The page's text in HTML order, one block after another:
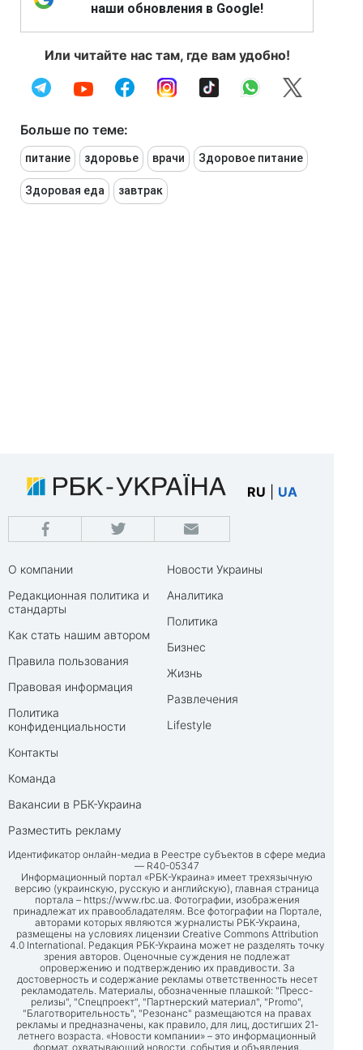
наши обновления в Google!
Или читайте нас там, где вам удобно!
Больше по теме:
питание здоровье врачи Здоровое питание
Здоровая еда завтрак
RU UA
О компании
Редакционная политика и
стандарты
Как стать нашим автором
Правила пользования
Правовая информация
Политика
конфиденциальности
Контакты
Команда
Вакансии в РБК-Украина
Разместить рекламу
Новости Украины
Аналитика
Политика
Бизнес
Жизнь
Развлечения
Lifestyle
Идентификатор онлайн-медиа в Реестре субъектов в сфере медиа
— R40-05347
Информационный портал «РБК-Украина» имеет трехязычную
версию (украинскую, русскую и английскую), главная страница
портала – https://www.rbc.ua. Фотографии, изображения
принадлежат их правообладателям. Все фотографии на Портале,
авторами которых являются журналисты РБК-Украина,
размещены на условиях лицензии Creative Commons Attribution
4.0 International. Редакция РБК-Украина может не разделять точку
зрения авторов. Оценочные суждения не подлежат
опровержению и подтверждению их правдивости. За
достоверность и содержание рекламы ответственность несет
рекламодатель. Материалы, обозначенные плашкой: "Пресс-
релизы", "Спецпроект", "Партнерский материал", "Promo",
"Благотворительность", "Резонанс" размещаются на правах
рекламы и предназначены, как правило, для лиц, достигших 21-
летнего возраста. «Новости компании» – это информационный
формат, охватывающий новости, события и объявления,